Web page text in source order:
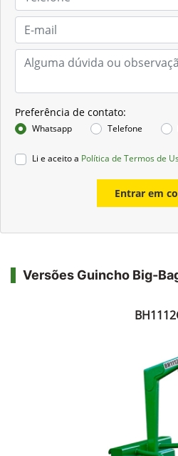
Preferência de contato:
Whatsapp Telefone
Li e aceito a Política de Termos de
Entrar em
Versões Guincho Big-